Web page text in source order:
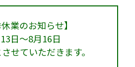
休業のお知らせ】
日～8月16日
せていただきます。